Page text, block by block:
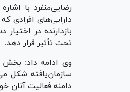
رضایی‌منفرد با
دارایی‌های افرادی
بازدارنده در
تحت تأثیر قرار دهد.
وی ادامه داد: بخش
سازمان‌یافته شکل
دامنه فعالیت آنان